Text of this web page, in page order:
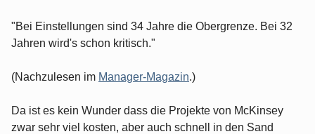
"Bei Einstellungen sind 34 Jahre die Obergrenze. Bei 32
Jahren wird's schon kritisch."
(Nachzulesen im Manager-Magazin.)
Da ist es kein Wunder dass die Projekte von McKinsey
zwar sehr viel kosten, aber auch schnell in den Sand